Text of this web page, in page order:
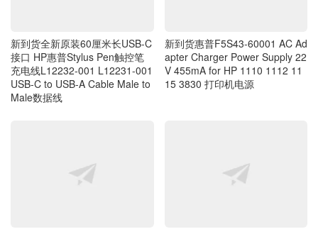
接口 HP惠普Stylus Pen触控笔
充电线L12232-001 L12231-001
USB-C to USB-A Cable Male to
Male数据线
apter Charger Power Supply 22
V 455mA for HP 1110 1112 11
15 3830 打印机电源